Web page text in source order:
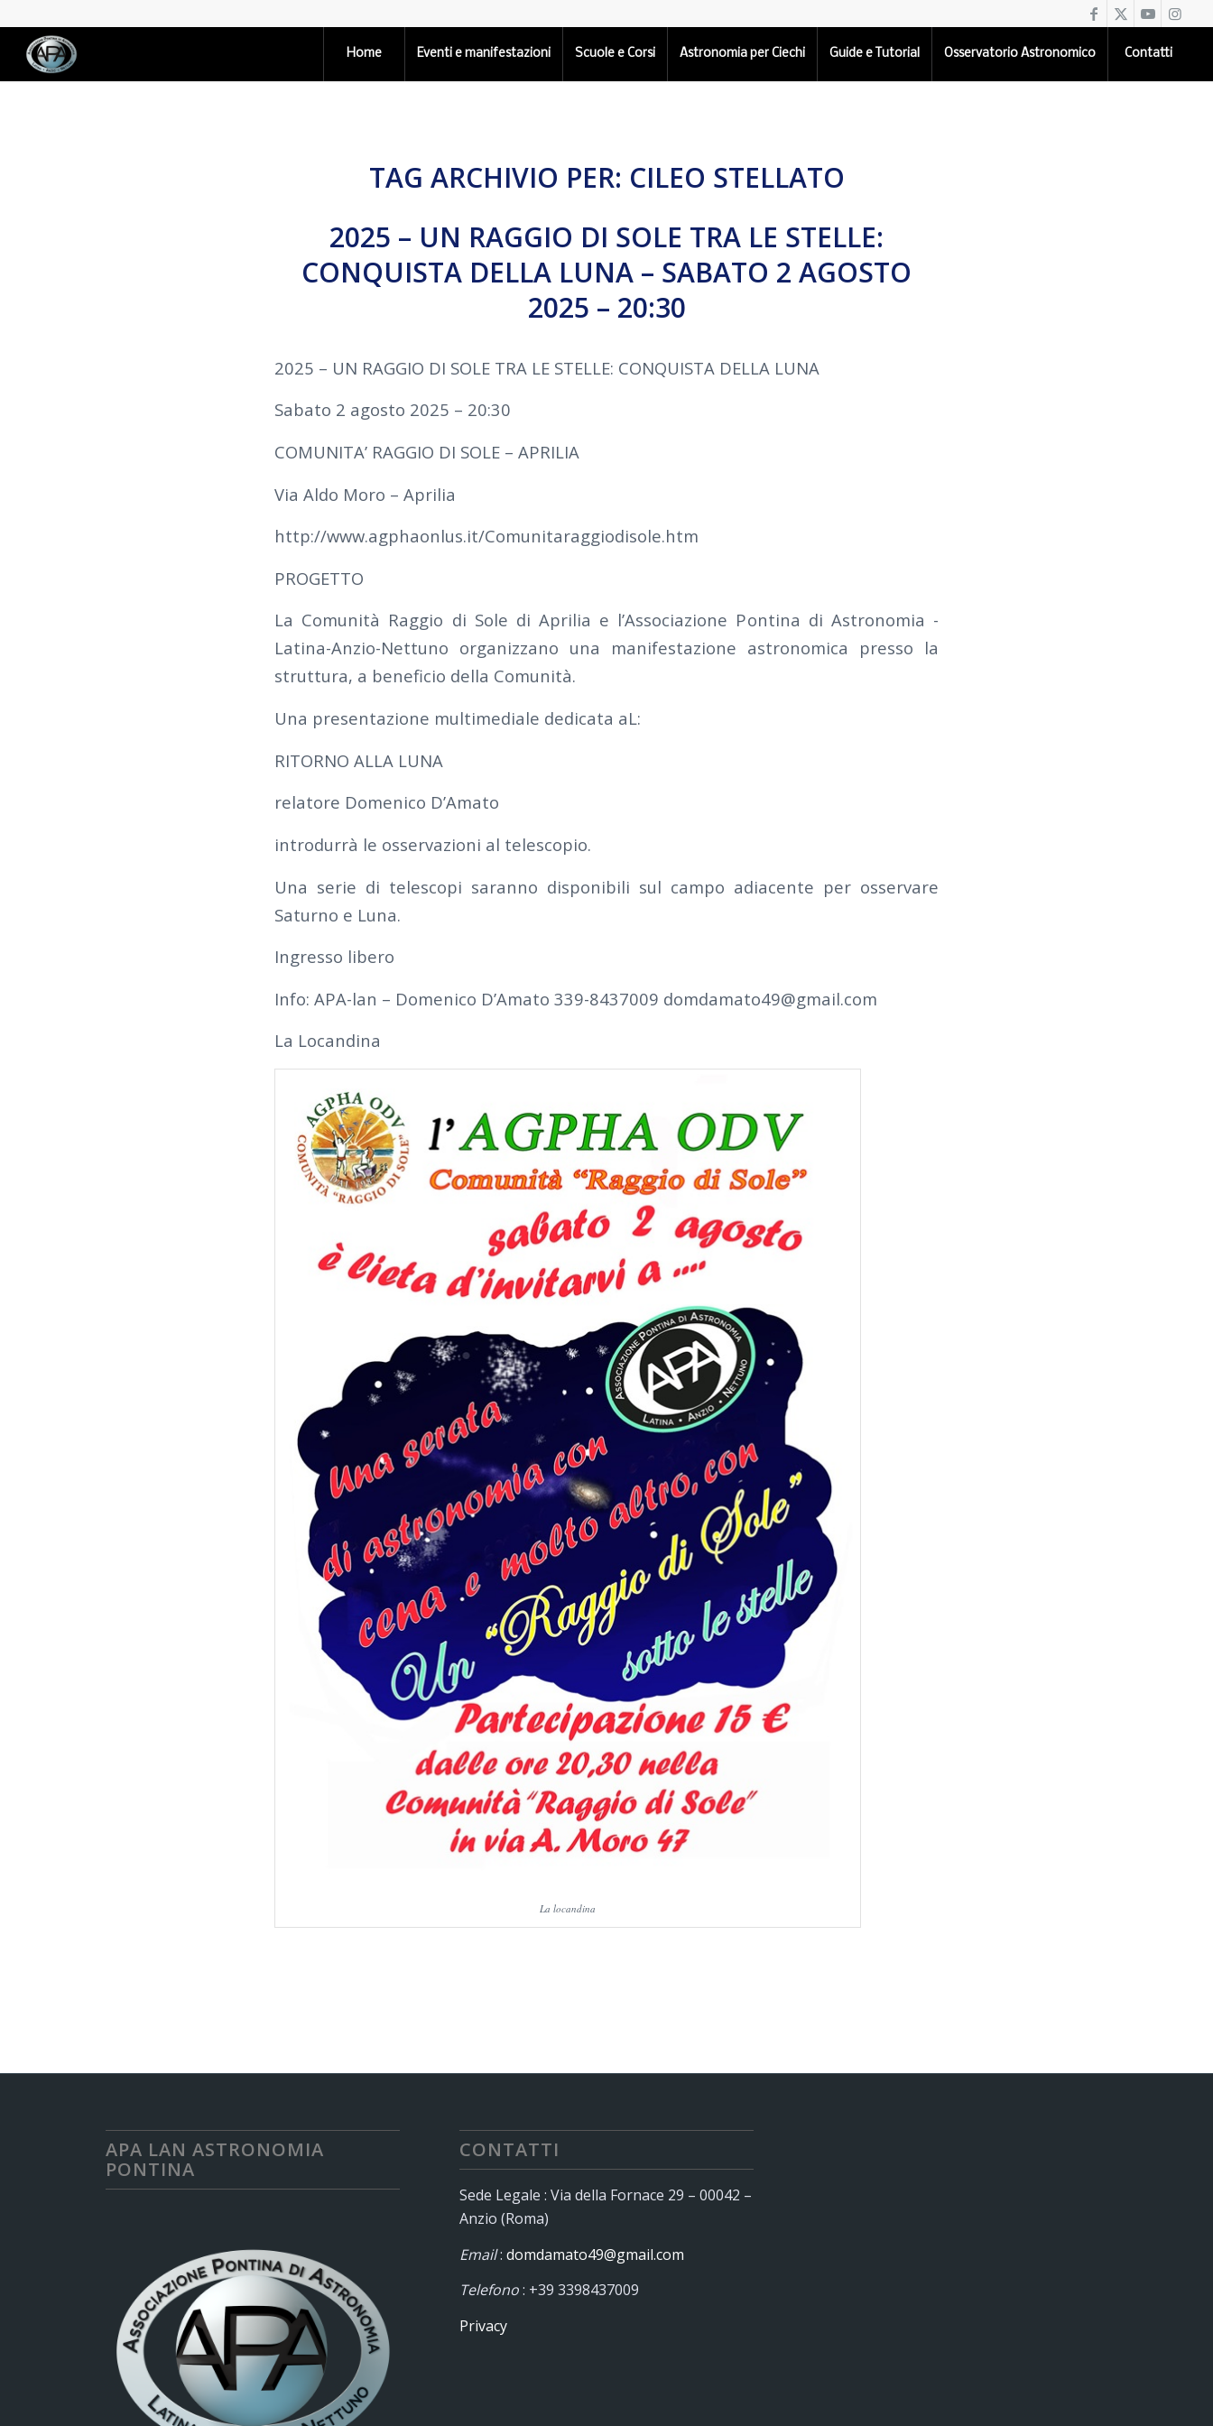
Home Eventi e manifestazioni Scuole e Corsi Astronomia per Ciechi Guide e Tutorial Osservatorio Astronomico Contatti
TAG ARCHIVIO PER: CILEO STELLATO
2025 – UN RAGGIO DI SOLE TRA LE STELLE:
CONQUISTA DELLA LUNA – SABATO 2 AGOSTO
2025 – 20:30
2025 – UN RAGGIO DI SOLE TRA LE STELLE: CONQUISTA DELLA LUNA
Sabato 2 agosto 2025 – 20:30
COMUNITA’ RAGGIO DI SOLE – APRILIA
Via Aldo Moro – Aprilia
http://www.agphaonlus.it/Comunitaraggiodisole.htm
PROGETTO
La Comunità Raggio di Sole di Aprilia e l’Associazione Pontina di Astronomia -
Latina-Anzio-Nettuno organizzano una manifestazione astronomica presso la
struttura, a beneficio della Comunità.
Una presentazione multimediale dedicata aL:
RITORNO ALLA LUNA
relatore Domenico D’Amato
introdurrà le osservazioni al telescopio.
Una serie di telescopi saranno disponibili sul campo adiacente per osservare
Saturno e Luna.
Ingresso libero
Info: APA-lan – Domenico D’Amato 339-8437009 domdamato49@gmail.com
La Locandina
La locandina
APA LAN ASTRONOMIA
PONTINA
CONTATTI
Sede Legale : Via della Fornace 29 – 00042 –
Anzio (Roma)
Email:domdamato49@gmail.com
Telefono: +39 3398437009
Privacy